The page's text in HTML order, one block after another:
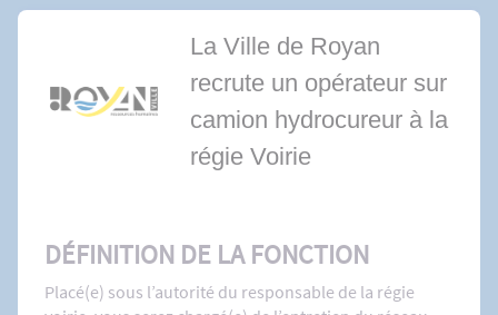
La Ville de Royan
recrute un opérateur sur
camion hydrocureur à la
régie Voirie
DÉFINITION DE LA FONCTION
Placé(e) sous l’autorité du responsable de la régie